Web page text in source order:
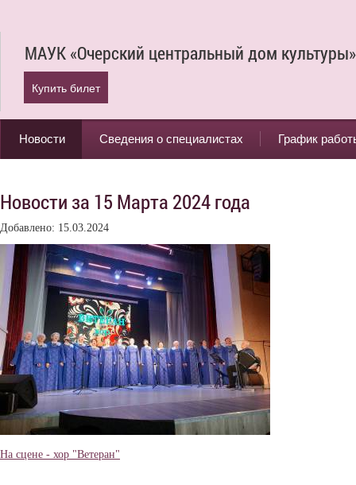
МАУК «Очерский центральный дом культуры»
Купить билет
Новости Сведения о специалистах График
Новости за 15 Марта 2024 года
Добавлено: 15.03.2024
На сцене - хор "Ветеран"